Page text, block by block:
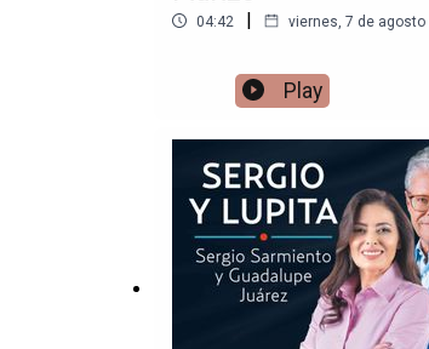
04:42 | viernes, 7 de agosto
Play